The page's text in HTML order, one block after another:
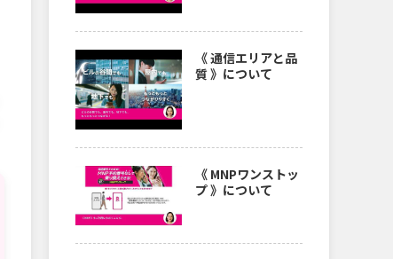
《 通信エリアと品
質 》について
《 MNPワンストッ
プ 》について